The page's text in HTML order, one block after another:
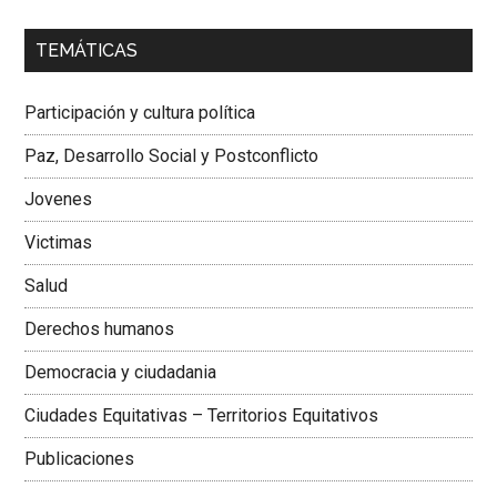
00:00 01:04
Dra. Carolina Corcho Mejía,Presidenta Corporación
Colombiana
TEMÁTICAS
Participación y cultura política
Paz, Desarrollo Social y Postconflicto
Jovenes
Victimas
Salud
Derechos humanos
Democracia y ciudadania
Ciudades Equitativas – Territorios Equitativos
Publicaciones